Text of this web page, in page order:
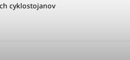
cyklostojanov